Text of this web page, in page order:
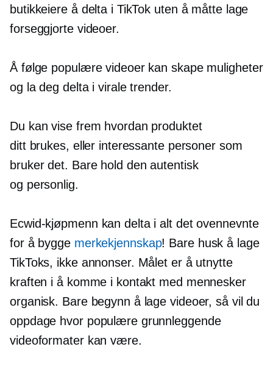
butikkeiere å delta i TikTok uten å måtte lage
forseggjorte videoer.
Å følge populære videoer kan skape muligheter
og la deg delta i virale trender.
Du kan vise frem hvordan produktet
ditt brukes, eller interessante personer som
bruker det. Bare hold den autentisk
og personlig.
Ecwid-kjøpmenn kan delta i alt det ovennevnte
for å bygge merkekjennskap! Bare husk å lage
TikToks, ikke annonser. Målet er å utnytte
kraften i å komme i kontakt med mennesker
organisk. Bare begynn å lage videoer, så vil du
oppdage hvor populære grunnleggende
videoformater kan være.